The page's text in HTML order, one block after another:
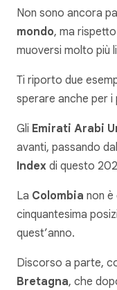
Non sono ancora
mondo, ma
muoversi molto più
Ti riporto due
sperare anche per i
Gli Emirati Arabi
avanti, passando
Index di questo
La Colombia non è
cinquantesima
quest’anno.
Discorso a parte,
Bretagna, che